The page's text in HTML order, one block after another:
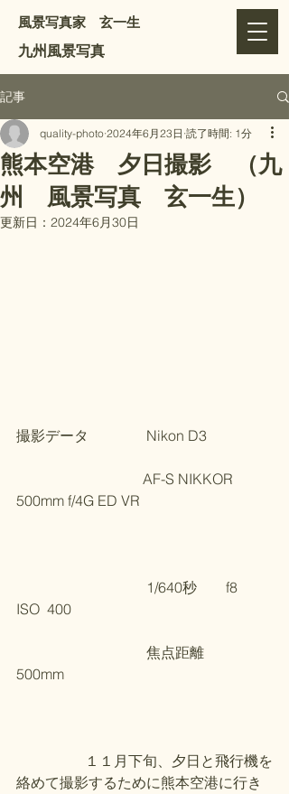
風景写真家 玄一生
​九州風景写真
記事
熊本空港 夕日撮影 （九
州 風景写真 玄一生）
quality-photo 2024年6月23日 読了時間: 1分
更新日： 2024年6月30日
撮影データ　　　　Nikon D3
500mm f/4G ED VR
1/640秒　　f8
ISO  400
500mm
絡めて撮影するために熊本空港に行き